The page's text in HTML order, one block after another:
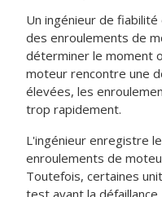
Un ingénieur de
des enroulements de
déterminer le moment
moteur rencontre une
élevées, les
trop rapidement.
L'ingénieur enregistre
enroulements de
Toutefois, certaines
test avant la